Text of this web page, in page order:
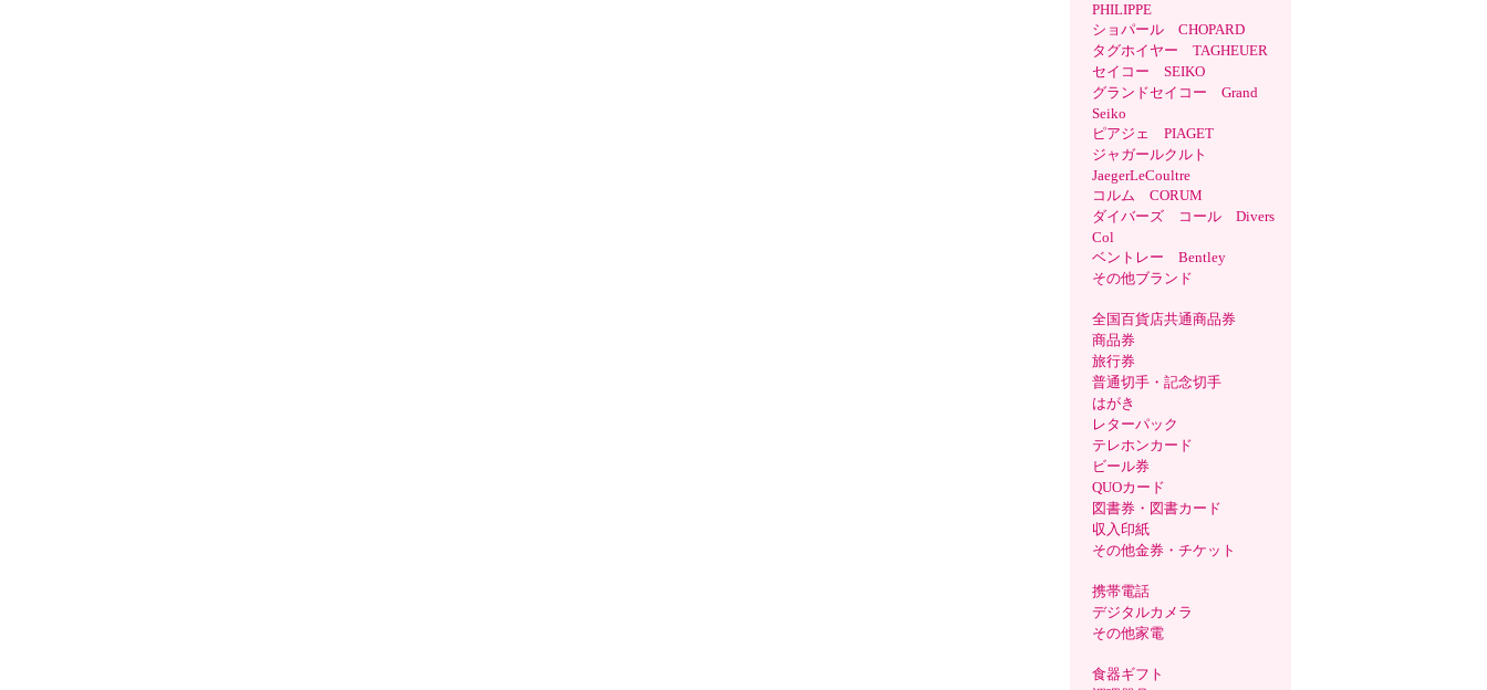
PHILIPPE
ショパール CHOPARD
タグホイヤー TAGHEUER
セイコー SEIKO
グランドセイコー Grand
Seiko
ピアジェ PIAGET
ジャガールクルト
JaegerLeCoultre
コルム CORUM
ダイバーズ コール Divers
Col
ベントレー Bentley
その他ブランド
全国百貨店共通商品券
商品券
旅行券
普通切手・記念切手
はがき
レターパック
テレホンカード
ビール券
QUOカード
図書券・図書カード
収入印紙
その他金券・チケット
携帯電話
デジタルカメラ
その他家電
食器ギフト